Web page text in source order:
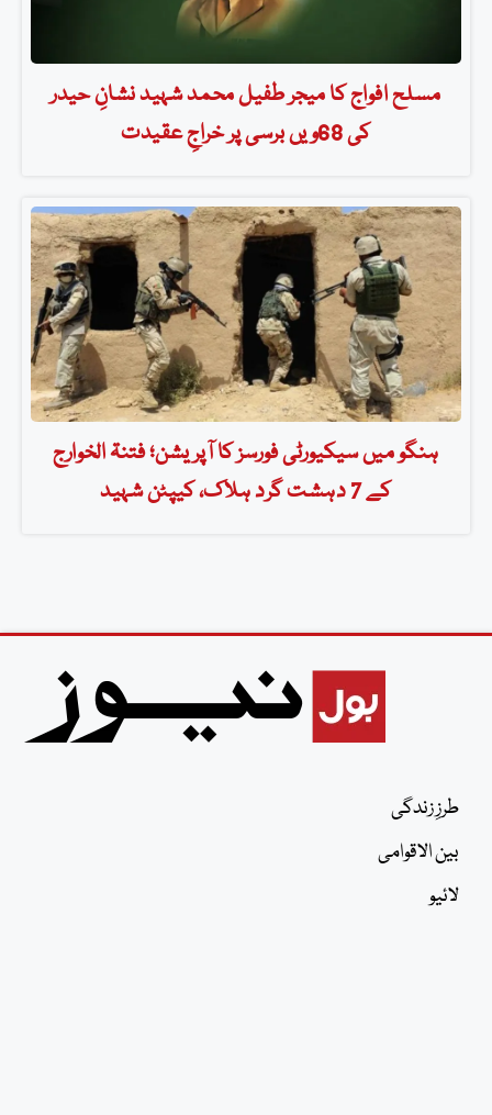
مسلح افواج کا میجر طفیل محمد شہید نشانِ حیدر
کی 68ویں برسی پر خراجِ عقیدت
ہنگو میں سیکیورٹی فورسز کا آپریشن؛ فتنۃ الخوارج
کے 7 دہشت گرد ہلاک، کیپٹن شہید
طرزِ زندگی
بین الاقوامی
لائیو